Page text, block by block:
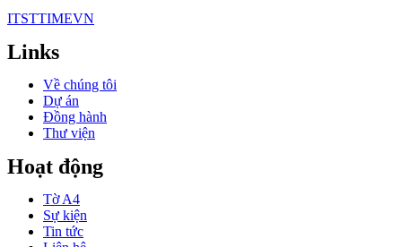
ITSTTIMEVN
Links
Về chúng tôi
Dự án
Đồng hành
Thư viện
Hoạt động
Tờ A4
Sự kiện
Tin tức